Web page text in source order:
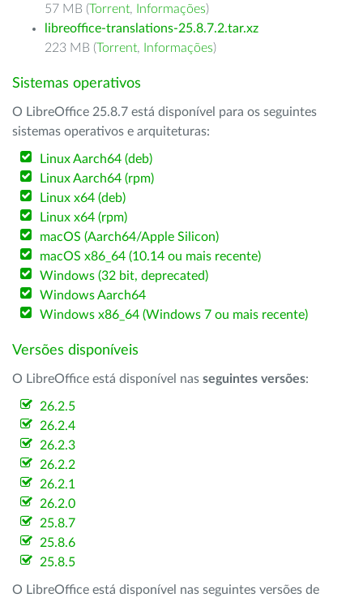
57 MB (Torrent, Informações)
libreoffice-translations-25.8.7.2.tar.xz
223 MB (Torrent, Informações)
Sistemas operativos
O LibreOffice 25.8.7 está disponível para os seguintes
sistemas operativos e arquiteturas:
Linux Aarch64 (deb)
Linux Aarch64 (rpm)
Linux x64 (deb)
Linux x64 (rpm)
macOS (Aarch64/Apple Silicon)
macOS x86_64 (10.14 ou mais recente)
Windows (32 bit, deprecated)
Windows Aarch64
Windows x86_64 (Windows 7 ou mais recente)
Versões disponíveis
O LibreOffice está disponível nas seguintes versões:
26.2.5
26.2.4
26.2.3
26.2.2
26.2.1
26.2.0
25.8.7
25.8.6
25.8.5
O LibreOffice está disponível nas seguintes versões de